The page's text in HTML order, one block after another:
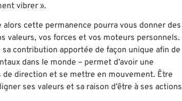
vibrer ».
cette permanence pourra vous donner des
valeurs, vos forces et vos moteurs personnels.
sa contribution apportée de façon unique afin de
dans le monde – permet d’avoir une
de direction et se mettre en mouvement. Être
ses valeurs et sa raison d’être à ses actions